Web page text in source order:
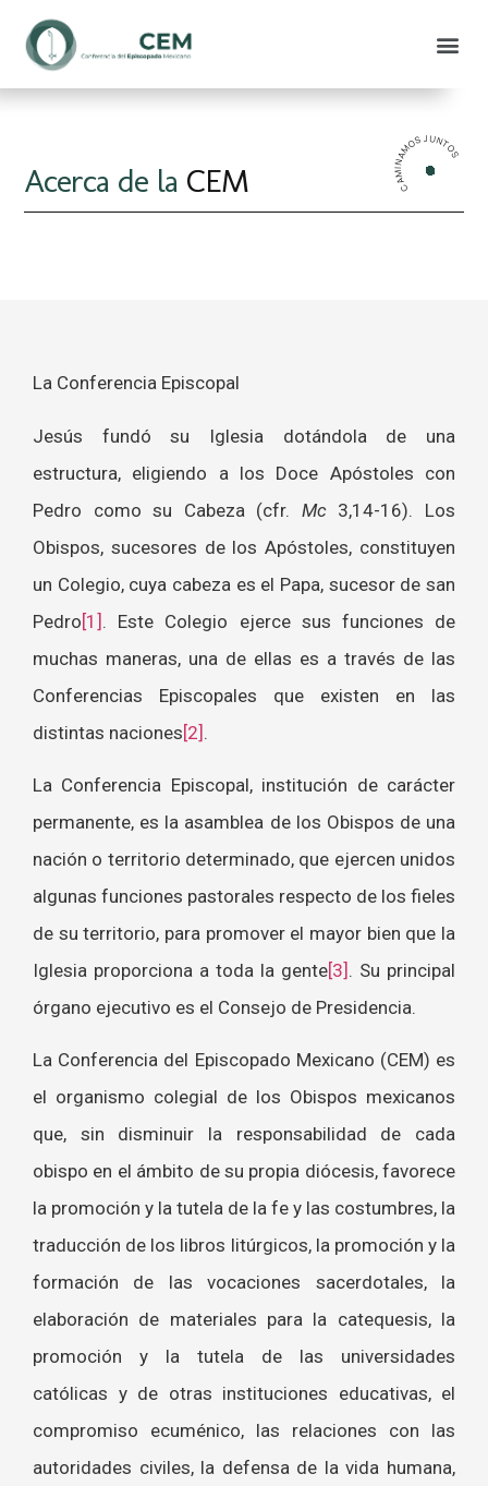
Acerca de la CEM CAMINAMOS JUNTOS
La Conferencia Episcopal
Jesús fundó su Iglesia dotándola de una
estructura, eligiendo a los Doce Apóstoles con
Pedro como su Cabeza (cfr. Mc 3,14-16). Los
Obispos, sucesores de los Apóstoles, constituyen
un Colegio, cuya cabeza es el Papa, sucesor de san
Pedro[1] . Este Colegio ejerce sus funciones de
muchas maneras, una de ellas es a través de las
Conferencias Episcopales que existen en las
distintas naciones[2] .
La Conferencia Episcopal, institución de carácter
permanente, es la asamblea de los Obispos de una
nación o territorio determinado, que ejercen unidos
algunas funciones pastorales respecto de los fieles
de su territorio, para promover el mayor bien que la
Iglesia proporciona a toda la gente[3] . Su principal
órgano ejecutivo es el Consejo de Presidencia.
La Conferencia del Episcopado Mexicano (CEM) es
el organismo colegial de los Obispos mexicanos
que, sin disminuir la responsabilidad de cada
obispo en el ámbito de su propia diócesis, favorece
la promoción y la tutela de la fe y las costumbres, la
traducción de los libros litúrgicos, la promoción y la
formación de las vocaciones sacerdotales, la
elaboración de materiales para la catequesis, la
promoción y la tutela de las universidades
católicas y de otras instituciones educativas, el
compromiso ecuménico, las relaciones con las
autoridades civiles, la defensa de la vida humana,